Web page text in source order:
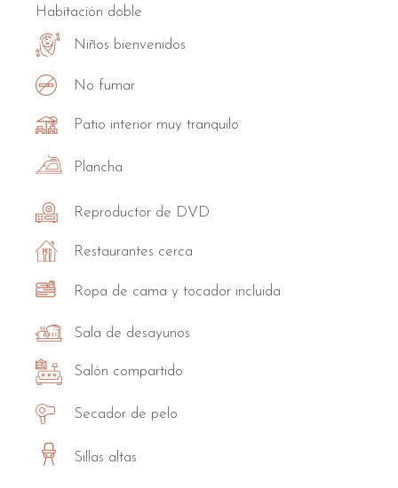
Habitación doble
Niños bienvenidos
No fumar
Patio interior muy tranquilo
Plancha
Reproductor de DVD
Restaurantes cerca
Ropa de cama y tocador incluida
Sala de desayunos
Salón compartido
Secador de pelo
Sillas altas